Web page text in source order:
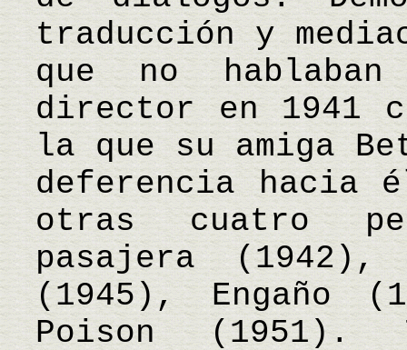
traducción y
que no
director en 1941
la que su amiga
deferencia hacia
otras cuatro
pasajera
(1945), Engaño
Poison (1951).